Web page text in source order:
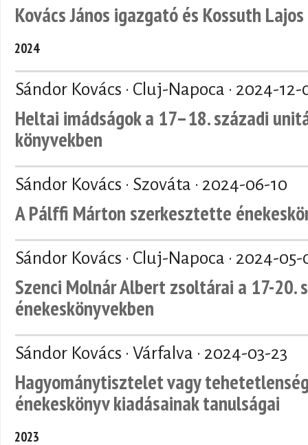
Kovács János igazgató és Kossuth
2024
Sándor Kovács · Cluj-Napoca · 2024-12-
Heltai imádságok a 17–18. századi
könyvekben
Sándor Kovács · Szováta · 2024-06-10
A Pálffi Márton szerkesztette
Sándor Kovács · Cluj-Napoca · 2024-05-
Szenci Molnár Albert zsoltárai a 17-20.
énekeskönyvekben
Sándor Kovács · Várfalva · 2024-03-23
Hagyománytisztelet vagy
énekeskönyv kiadásainak tanulságai
2023